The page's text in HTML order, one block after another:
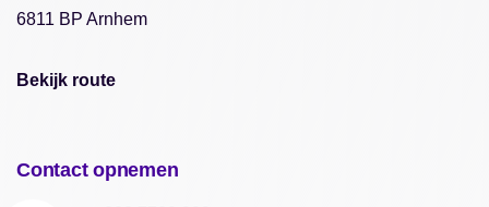
6811 BP Arnhem
Bekijk route
Contact opnemen